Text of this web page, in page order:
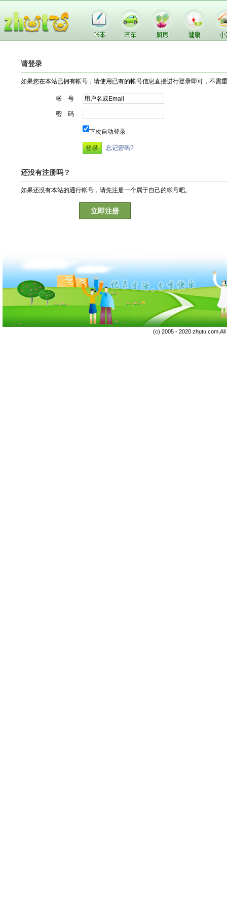
请登录
如果您在本站已拥有帐号，请使用已有的帐号信息直接进行登录即可，不需
帐 号
密 码
下次自动登录
忘记密码?
还没有注册吗？
如果还没有本站的通行帐号，请先注册一个属于自己的帐号吧。
立即注册
(c) 2005 - 2020